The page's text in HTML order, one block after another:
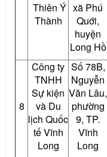
Thiên Ý
Thành
xã Phú
Quới,
huyện
Long Hồ
8
Công ty
TNHH
Sự kiện
và Du
lịch Quốc
tế Vĩnh
Long
Số 78B,
Nguyễn
Văn Lâu,
phường
9, TP.
Vĩnh
Long